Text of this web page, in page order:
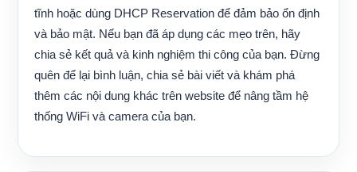
tĩnh hoặc dùng DHCP Reservation để đảm bảo ổn định
và bảo mật. Nếu bạn đã áp dụng các mẹo trên, hãy
chia sẻ kết quả và kinh nghiệm thi công của bạn. Đừng
quên để lại bình luận, chia sẻ bài viết và khám phá
thêm các nội dung khác trên website để nâng tầm hệ
thống WiFi và camera của bạn.